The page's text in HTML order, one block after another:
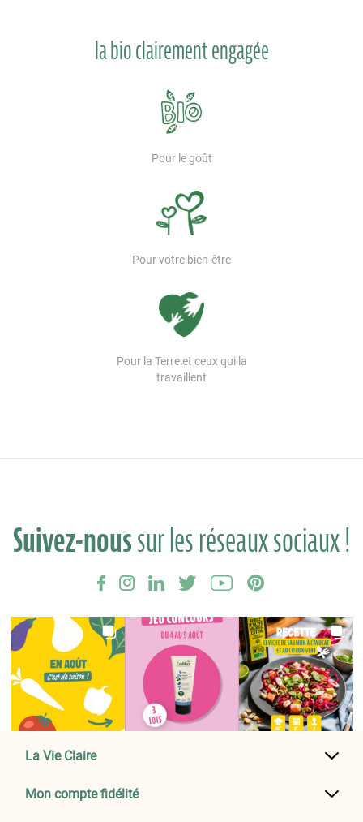
la bio clairement engagée
Pour le goût
Pour votre bien-être
Pour la Terre et ceux qui la
travaillent
Suivez-noussur les réseaux sociaux !
La Vie Claire
Mon compte fidélité